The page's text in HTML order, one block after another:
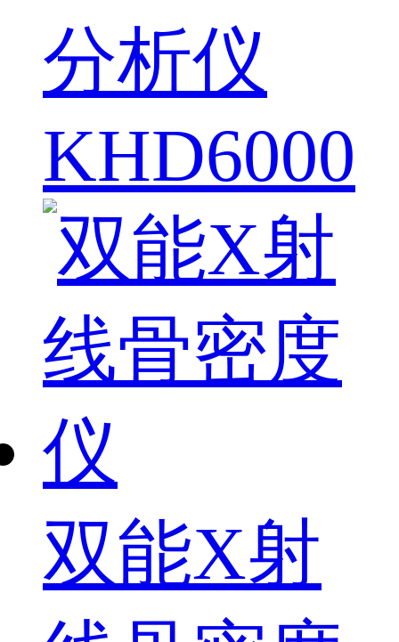
分析仪
KHD6000
双能X射